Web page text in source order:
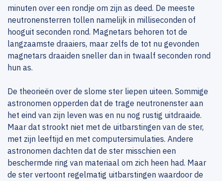
minuten over een rondje om zijn as deed. De meeste
neutronensterren tollen namelijk in milliseconden of
hooguit seconden rond. Magnetars behoren tot de
langzaamste draaiers, maar zelfs de tot nu gevonden
magnetars draaiden sneller dan in twaalf seconden rond
hun as.
De theorieën over de slome ster liepen uiteen. Sommige
astronomen opperden dat de trage neutronenster aan
het eind van zijn leven was en nu nog rustig uitdraaide.
Maar dat strookt niet met de uitbarstingen van de ster,
met zijn leeftijd en met computersimulaties. Andere
astronomen dachten dat de ster misschien een
beschermde ring van materiaal om zich heen had. Maar
de ster vertoont regelmatig uitbarstingen waardoor de